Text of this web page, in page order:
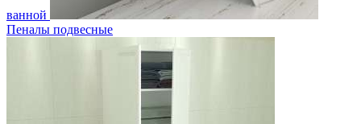
ванной
Пеналы подвесные